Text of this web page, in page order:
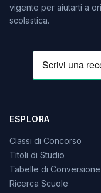
vigente per aiutarti a
scolastica.
ESPLORA
Classi di Concorso
Titoli di Studio
Tabelle di Conversione
Ricerca Scuole